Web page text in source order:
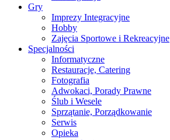
Gry
Imprezy Integracyjne
Hobby
Zajęcia Sportowe i Rekreacyjne
Specjalności
Informatyczne
Restauracje, Catering
Fotografia
Adwokaci, Porady Prawne
Ślub i Wesele
Sprzątanie, Porządkowanie
Serwis
Opieka